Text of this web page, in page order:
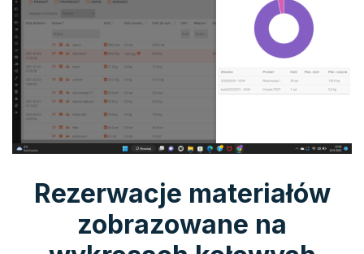
Rezerwacje materiałów
zobrazowane na